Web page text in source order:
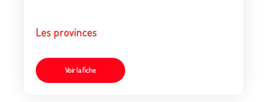
Les provinces
Voir la fiche